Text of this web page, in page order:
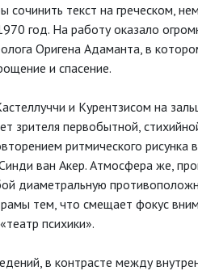
текст на греческом,
год. На работу оказало
Оригена Адаманта, в
и спасение.
и Курентзисом на
зрителя первобытной,
ритмического рисунка
ван Акер. Атмосфера же,
диаметральную
тем, что смещает фокус
психики».
в контрасте между